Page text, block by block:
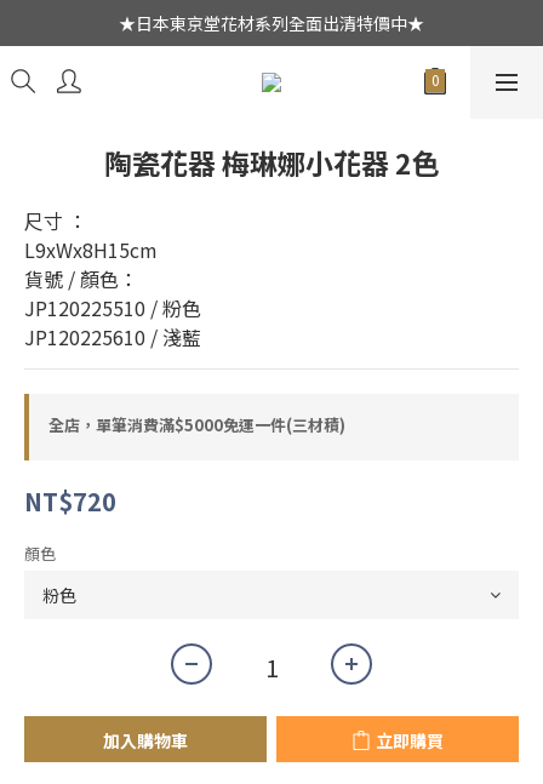
★日本東京堂花材系列全面出清特價中★
★日本東京堂花材系列全面出清特價中★
新會員綁定Line好友登入首次消費$1500現折$50元
★日本東京堂花材系列全面出清特價中★
陶瓷花器 梅琳娜小花器 2色
尺寸 ：
L9xWx8H15cm
貨號 / 顏色：
JP120225510 / 粉色
JP120225610 / 淺藍
全店，單筆消費滿$5000免運一件(三材積)
NT$720
顏色
加入購物車 立即購買